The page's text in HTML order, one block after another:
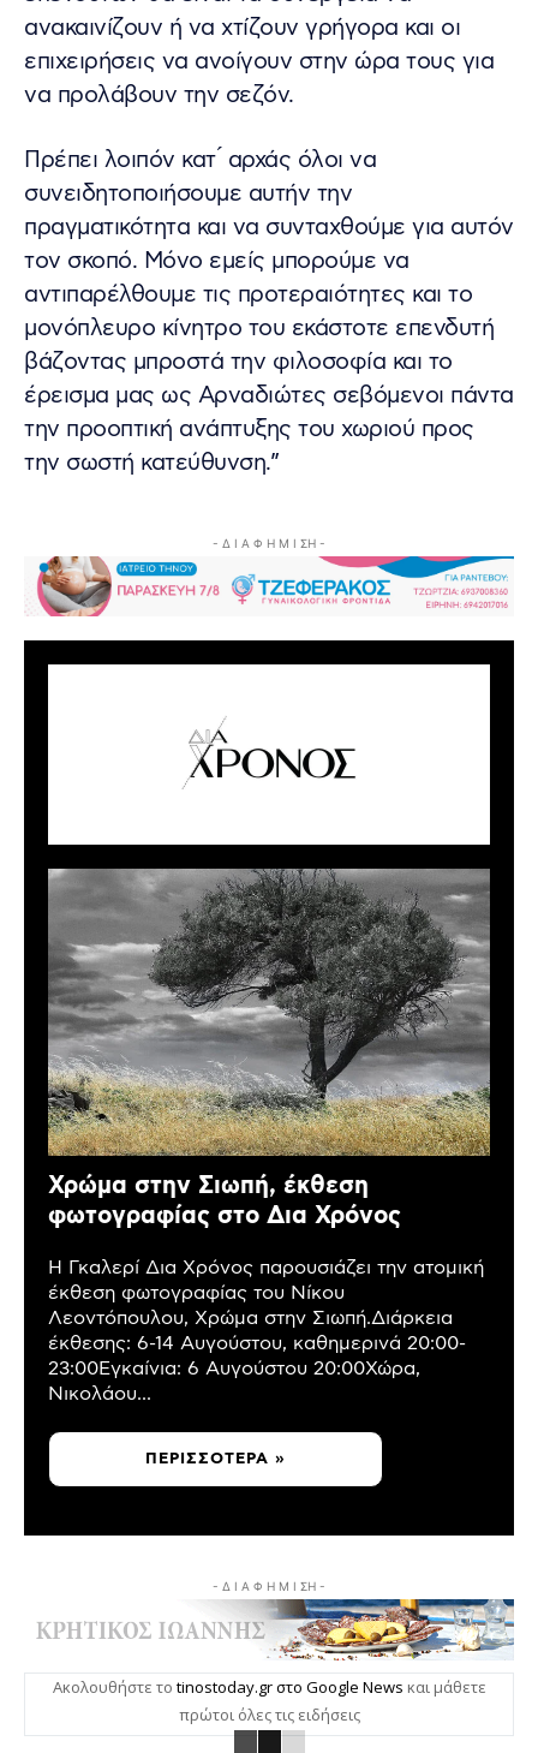
ανακαινίζουν ή να χτίζουν γρήγορα και οι
επιχειρήσεις να ανοίγουν στην ώρα τους για
να προλάβουν την σεζόν.
Πρέπει λοιπόν κατ ́ αρχάς όλοι να
συνειδητοποιήσουμε αυτήν την
πραγματικότητα και να συνταχθούμε για αυτόν
τον σκοπό. Μόνο εμείς μπορούμε να
αντιπαρέλθουμε τις προτεραιότητες και το
μονόπλευρο κίνητρο του εκάστοτε επενδυτή
βάζοντας μπροστά την φιλοσοφία και το
έρεισμα μας ως Αρναδιώτες σεβόμενοι πάντα
την προοπτική ανάπτυξης του χωριού προς
την σωστή κατεύθυνση.”
- Δ Ι Α Φ Η Μ Ι ΣΗ -
Χρώμα στην Σιωπή, έκθεση
φωτογραφίας στο Δια Χρόνος
Η Γκαλερί Δια Χρόνος παρουσιάζει την ατομική
έκθεση φωτογραφίας του Νίκου
Λεοντόπουλου, Χρώμα στην Σιωπή.Διάρκεια
έκθεσης: 6-14 Αυγούστου, καθημερινά 20:00-
23:00Εγκαίνια: 6 Αυγούστου 20:00Χώρα,
Νικολάου...
ΠΕΡΙΣΣΌΤΕΡΑ »
- Δ Ι Α Φ Η Μ Ι ΣΗ -
Ακολουθήστε το tinostoday.gr στο Google News και μάθετε
πρώτοι όλες τις ειδήσεις